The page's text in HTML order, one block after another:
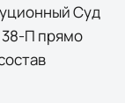
Суд
38-П прямо